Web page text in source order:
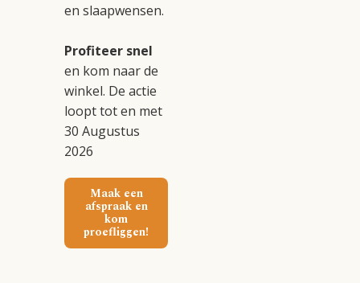
en slaapwensen.
Profiteer snel
en kom naar de
winkel. De actie
loopt tot en met
30 Augustus
2026
Maak een
afspraak en
kom
proefliggen!